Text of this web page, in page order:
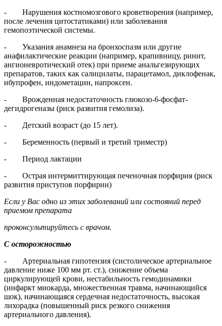
- Нарушения костномозгового кроветворения (например,
после лечения цитостатиками) или заболевания
гемопоэтической системы.
- Указания анамнеза на бронхоспазм или другие
анафилактические реакции (например, крапивницу, ринит,
ангионевротический отек) при приеме анальгезирующих
препаратов, таких как салицилаты, парацетамол, диклофенак,
ибупрофен, индометацин, напроксен.
- Врожденная недостаточность глюкозо-6-фосфат-
дегидрогеназы (риск развития гемолиза).
- Детский возраст (до 15 лет).
- Беременность (первый и третий триместр)
- Период лактации
- Острая интермиттирующая печеночная порфирия (риск
развития приступов порфирии)
Если у Вас одно из этих заболеваний или состояний перед
приемом препарата
проконсультируйтесь с врачом.
С осторожностью
- Артериальная гипотензия (систолическое артериальное
давление ниже 100 мм рт. ст.), снижение объема
циркулирующей крови, нестабильность гемодинамики
(инфаркт миокарда, множественная травма, начинающийся
шок), начинающаяся сердечная недостаточность, высокая
лихорадка (повышенный риск резкого снижения
артериального давления).